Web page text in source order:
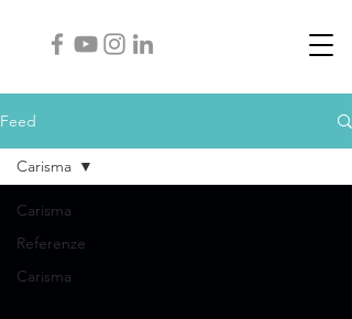
Feed
Carisma
Referenze
Carisma
Carisma